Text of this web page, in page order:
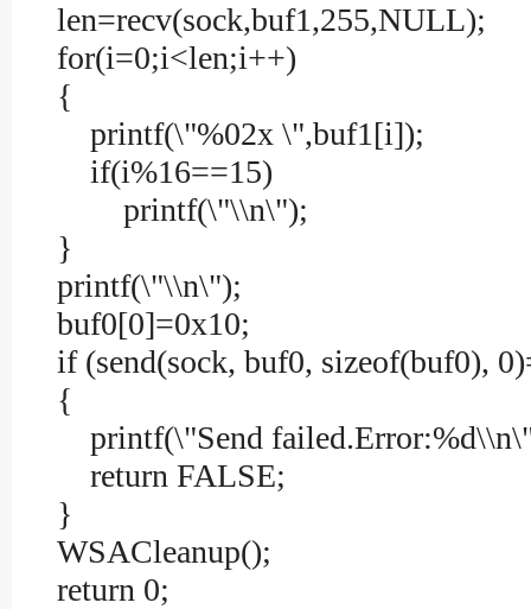
len=recv(sock,buf1,255,NULL);
for(i=0;i<len;i++)
{
printf(\"%02x \",buf1[i]);
if(i%16==15)
printf(\"\\n\");
}
printf(\"\\n\");
buf0[0]=0x10;
if (send(sock, buf0, sizeof(buf0),
{
printf(\"Send
return FALSE;
}
WSACleanup();
return 0;